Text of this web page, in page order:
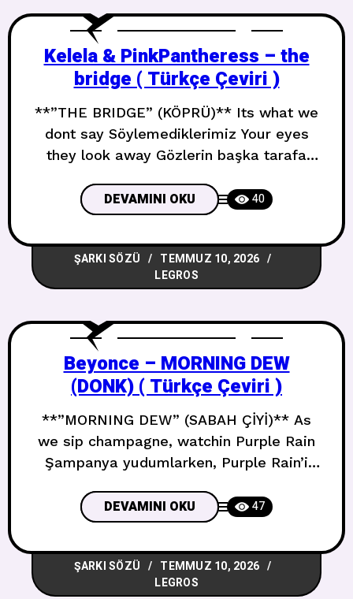
Kelela & PinkPantheress – the
bridge ( Türkçe Çeviri )
**”THE BRIDGE” (KÖPRÜ)** Its what we
dont say Söylemediklerimiz Your eyes
they look away Gözlerin başka tarafa
Şimdi dönüp duruyoruz Leavin me to
figure out Beni anlamaya çalışırken
bırakıyorsun With you its a game Seninle
bu bir oyun First time so right my nook
all night İlk sefer
DEVAMINI OKU 40
ŞARKI SÖZÜ
TEMMUZ 10, 2026
LEGROS
Beyonce – MORNING DEW
(DONK) ( Türkçe Çeviri )
**”MORNING DEW” (SABAH ÇİYİ)** As
we sip champagne, watchin Purple Rain
Şampanya yudumlarken, Purple Rain’i
complain Vücudun çılgın, nasıl şikayet
edebilirsin Plus I know you love my
personality Üstelik kişiliğimi sevdiğini
biliyorum I think I wanna go back to
school and have my locker full of
DEVAMINI OKU 47
ŞARKI SÖZÜ
TEMMUZ 10, 2026
LEGROS